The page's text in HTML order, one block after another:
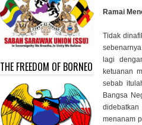
THE FREEDOM OF BORNEO
Ramai
Tidak
lagi
ketuanan
sebab
Bangsa
didebatkan
menanam